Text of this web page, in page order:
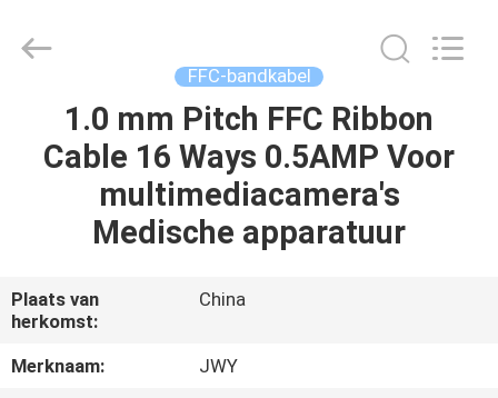
HUIS
PRODUCTEN
ONS
FABRIEKSREIS
Electronic
Co.,Ltd.
FFC-bandkabel
1.0 mm Pitch FFC Ribbon
Cable 16 Ways 0.5AMP Voor
multimediacamera's
Medische apparatuur
Plaats van
herkomst:
China
Merknaam:
JWY